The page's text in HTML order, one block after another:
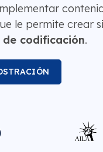
le permite crear
codificación.